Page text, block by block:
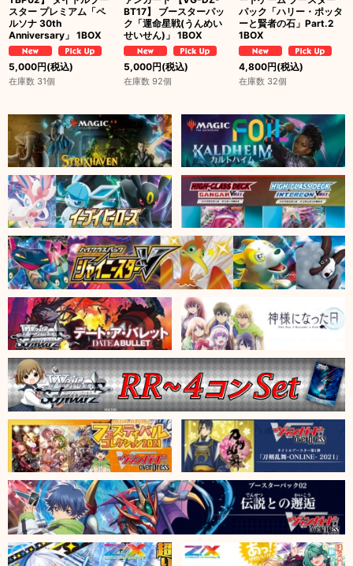
スター プレミアム「ペ
ルソナ 30th
Anniversary」 1BOX
5,000円(税込)
在庫数 31個
BT17】 ブースターパッ
ク「運命星戦(うんめい
せいせん)」 1BOX
5,000円(税込)
在庫数 92個
パック「ハリー・ポッタ
ーと賢者の石」Part.2
1BOX
4,800円(税込)
在庫数 32個